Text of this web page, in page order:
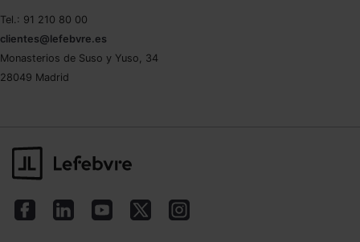
Tel.: 91 210 80 00
clientes@lefebvre.es
Monasterios de Suso y Yuso, 34
28049 Madrid